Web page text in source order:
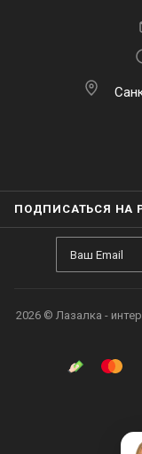
ПОДПИСАТЬСЯ НА
2026 © Лазалка -